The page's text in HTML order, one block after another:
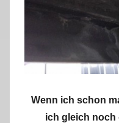
Wenn ich schon
ich gleich noch